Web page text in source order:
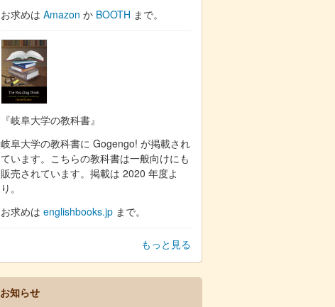
お求めは Amazon か BOOTH まで。
『岐阜大学の教科書』
岐阜大学の教科書に Gogengo! が掲載され
ています。こちらの教科書は一般向けにも
販売されています。掲載は 2020 年度よ
り。
お求めは englishbooks.jp まで。
もっと見る
お知らせ